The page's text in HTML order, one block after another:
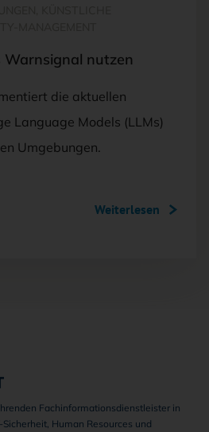
Warnsignal nutzen
die aktuellen
Language Models (LLMs)
Umgebungen.
Weiterlesen
Fachinformationsdienstleister in
Human Resources und